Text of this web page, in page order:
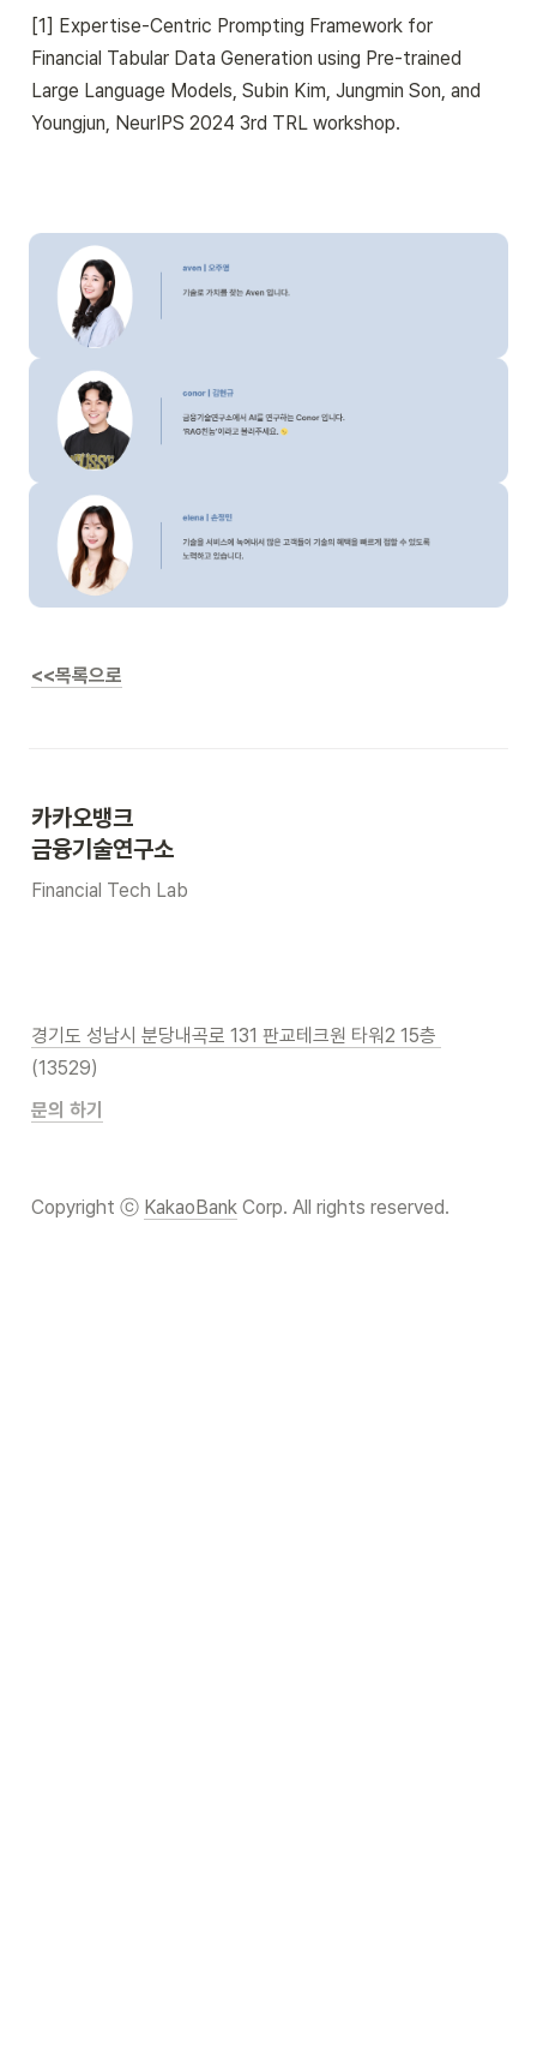
[1] Expertise-Centric Prompting Framework for
Financial Tabular Data Generation using Pre-trained
Large Language Models, Subin Kim, Jungmin Son, and
Youngjun, NeurIPS 2024 3rd TRL workshop.
<<목록으로
카카오뱅크
금융기술연구소
Financial Tech Lab
(13529)
문의 하기
Copyright ⓒ KakaoBank Corp. All rights reserved.